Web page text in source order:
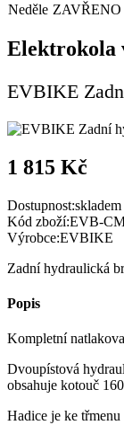
Neděle ZAVŘENO
Elektrokola
EVBIKE
1 815 Kč
Dostupnost:
Kód zboží:EVB-
Výrobce:EVBIKE
Zadní hydraulická
Popis
Kompletní
Dvoupístová
obsahuje kotouč
Hadice je ke